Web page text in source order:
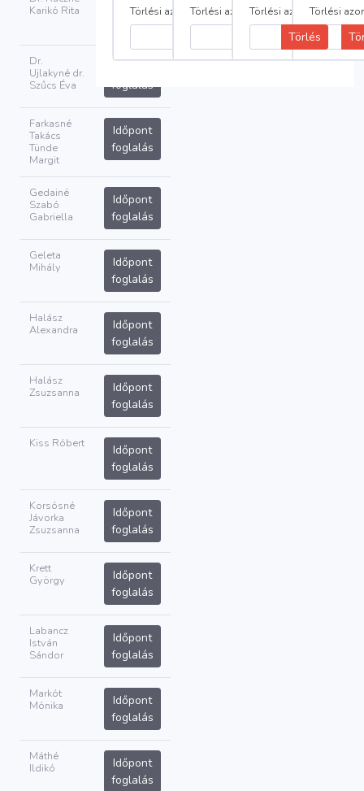
Karikó Rita
Időpont
foglalás
Dr.
Ujlakyné dr.
Szűcs Éva
foglalás
Farkasné
Takács
Tünde
Margit
Időpont
foglalás
Gedainé
Szabó
Gabriella
Időpont
foglalás
Geleta
Mihály
Időpont
foglalás
Halász
Alexandra
Időpont
foglalás
Halász
Zsuzsanna
Időpont
foglalás
Kiss Róbert
Időpont
foglalás
Korsósné
Jávorka
Zsuzsanna
Időpont
foglalás
Krett
György
Időpont
foglalás
Labancz
István
Sándor
Időpont
foglalás
Markót
Mónika
Időpont
foglalás
Máthé
Ildikó
Időpont
foglalás
Törlési azonosító:
Törlés
Törlési azonosító:Törlési azonosító:
Törlési